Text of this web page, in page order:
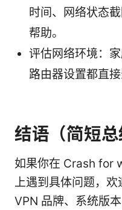
时间、网络状态
帮助。
评估网络环境：
路由器设置都直接
结语（简短总
如果你在 Crash for
上遇到具体问题，
VPN 品牌、系统版